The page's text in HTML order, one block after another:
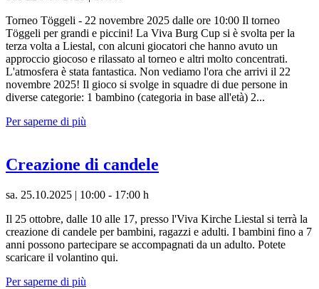
Torneo Töggeli - 22 novembre 2025 dalle ore 10:00 Il torneo
Töggeli per grandi e piccini! La Viva Burg Cup si è svolta per la
terza volta a Liestal, con alcuni giocatori che hanno avuto un
approccio giocoso e rilassato al torneo e altri molto concentrati.
L'atmosfera è stata fantastica. Non vediamo l'ora che arrivi il 22
novembre 2025! Il gioco si svolge in squadre di due persone in
diverse categorie: 1 bambino (categoria in base all'età) 2...
Per saperne di più
Creazione di candele
sa. 25.10.2025 | 10:00 - 17:00 h
Il 25 ottobre, dalle 10 alle 17, presso l'Viva Kirche Liestal si terrà la
creazione di candele per bambini, ragazzi e adulti. I bambini fino a 7
anni possono partecipare se accompagnati da un adulto. Potete
scaricare il volantino qui.
Per saperne di più